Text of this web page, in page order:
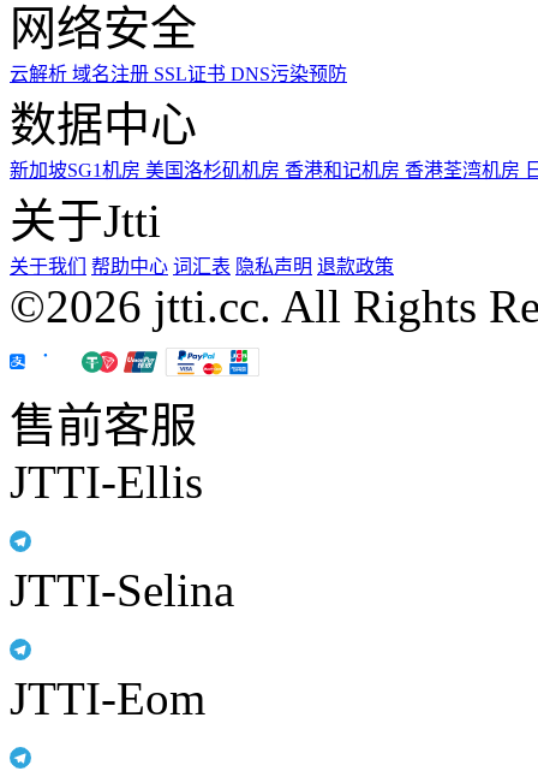
网络安全
云解析 域名注册 SSL证书 DNS污染预防
数据中心
新加坡SG1机房 美国洛杉矶机房 香港和记机房 香港荃湾机房
关于Jtti
关于我们 帮助中心 词汇表 隐私声明 退款政策
©2026 jtti.cc. All Rights
售前客服
JTTI-Ellis
JTTI-Selina
JTTI-Eom